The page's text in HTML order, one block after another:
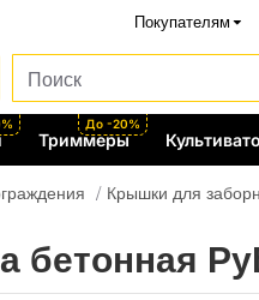
Покупателям
Триммеры
До -20%
Крышки для
бетонная